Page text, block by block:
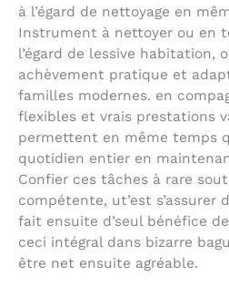
à l’égard de nettoyage en
Instrument à nettoyer ou en
l’égard de lessive habitation,
achèvement pratique et
familles modernes. en
flexibles et vrais prestations
permettent en même temps
quotidien entier en
Confier ces tâches à rare
compétente, ut’est s’assurer
fait ensuite d’seul bénéfice
ceci intégral dans bizarre
être net ensuite agréable.